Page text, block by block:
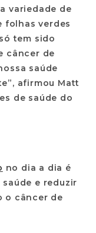
variedade de
folhas verdes
tem sido
câncer de
saúde
afirmou Matt
de saúde do
no dia a dia é
e reduzir
o câncer de